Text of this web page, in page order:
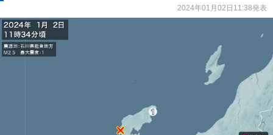
2024年01月02日11:38発表